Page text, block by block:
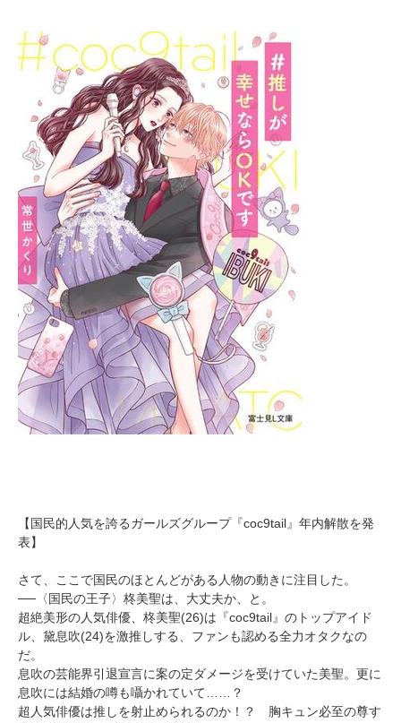
【国民的人気を誇るガールズグループ『coc9tail』年内解散を発
表】
さて、ここで国民のほとんどがある人物の動きに注目した。
──〈国民の王子〉柊美聖は、大丈夫か、と。
超絶美形の人気俳優、柊美聖(26)は『coc9tail』のトップアイド
ル、黛息吹(24)を激推しする、ファンも認める全力オタクなの
だ。
息吹の芸能界引退宣言に案の定ダメージを受けていた美聖。更に
息吹には結婚の噂も囁かれていて……？
超人気俳優は推しを射止められるのか！？ 胸キュン必至の尊す